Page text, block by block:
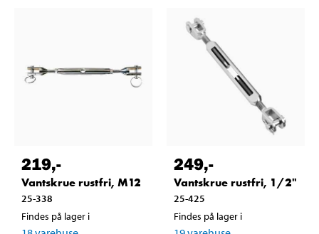
219,-
Vantskrue rustfri, M12
25-338
Findes på lager i
249,-
Vantskrue rustfri, 1/2"
25-425
Findes på lager i